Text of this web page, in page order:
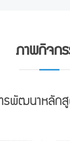
ภาพกิจก
รพัฒนาหลัก